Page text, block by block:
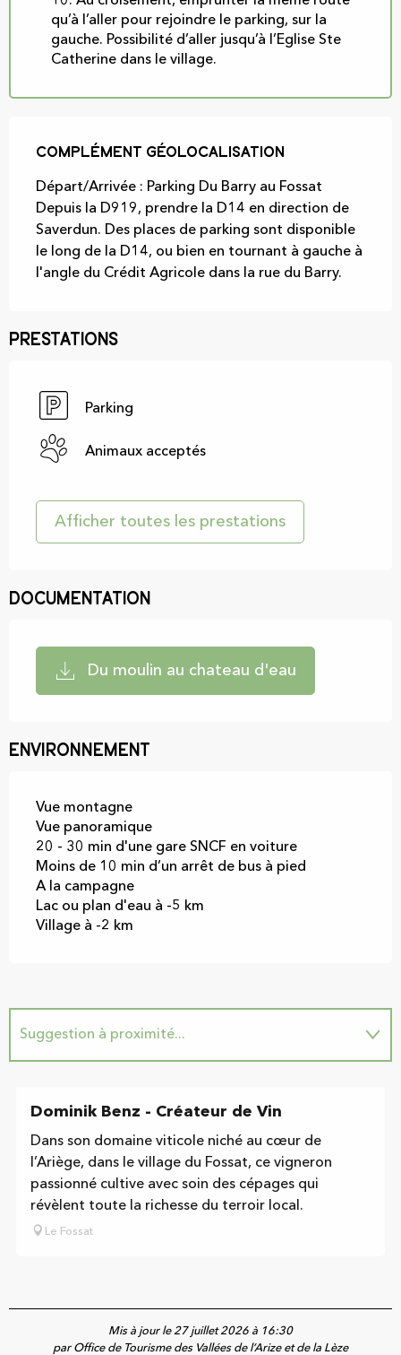
qu’à l’aller pour rejoindre le parking, sur la
gauche. Possibilité d’aller jusqu’à l’Eglise Ste
Catherine dans le village.
Complément géolocalisation
Complément géolocalisation
Départ/Arrivée : Parking Du Barry au Fossat
Depuis la D919, prendre la D14 en direction de
Saverdun. Des places de parking sont disponible
le long de la D14, ou bien en tournant à gauche à
l'angle du Crédit Agricole dans la rue du Barry.
Prestations
Parking
Animaux acceptés
Afficher toutes les prestations
Documentation
Du moulin au chateau d'eau
Environnement
Vue montagne
Vue panoramique
20 - 30 min d'une gare SNCF en voiture
Moins de 10 min d’un arrêt de bus à pied
A la campagne
Lac ou plan d'eau à -5 km
Village à -2 km
Suggestion à proximité...
Dominik Benz - Créateur de Vin
Dans son domaine viticole niché au cœur de
l’Ariège, dans le village du Fossat, ce vigneron
passionné cultive avec soin des cépages qui
révèlent toute la richesse du terroir local.
Le Fossat
Mis à jour le 27 juillet 2026 à 16:30
par Office de Tourisme des Vallées de l’Arize et de la Lèze